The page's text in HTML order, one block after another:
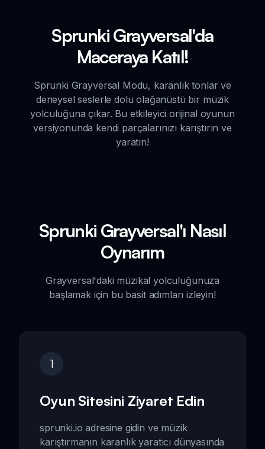
Sprunki Grayversal'da
Maceraya Katıl!
Sprunki Grayversal Modu, karanlık tonlar ve
deneysel seslerle dolu olağanüstü bir müzik
yolculuğuna çıkar. Bu etkileyici orijinal oyunun
versiyonunda kendi parçalarınızı karıştırın ve
yaratın!
Sprunki Grayversal'ı Nasıl
Oynarım
Grayversal'daki müzikal yolculuğunuza
başlamak için bu basit adımları izleyin!
1
Oyun Sitesini Ziyaret Edin
sprunki.io adresine gidin ve müzik
karıştırmanın karanlık yaratıcı dünyasında